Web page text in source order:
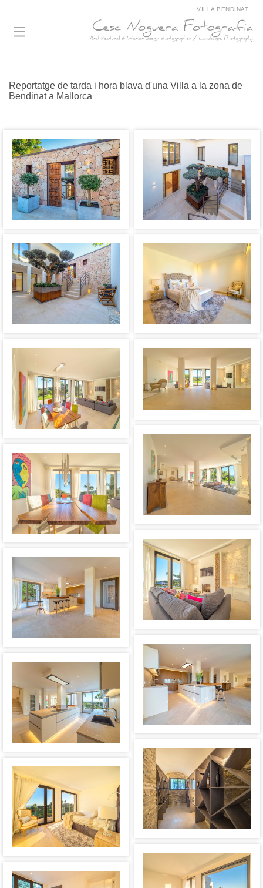
VILLA BENDINAT
Reportatge de tarda i hora blava d'una Villa a la zona de
Bendinat a Mallorca